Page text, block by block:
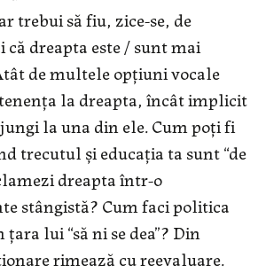
trebui să fiu, zice-se, de
dreapta este / sunt mai
de multele opțiuni vocale
la dreapta, încât implicit
la una din ele. Cum poți fi
trecutul și educația ta sunt “de
dreapta într-o
stângistă? Cum faci politica
țara lui “să ni se dea”? Din
rimează cu reevaluare.